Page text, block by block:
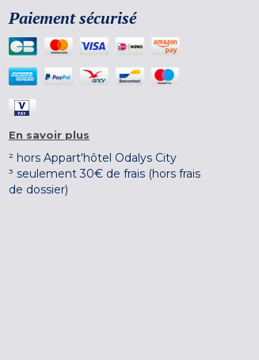
Paiement sécurisé
En savoir plus
² hors Appart'hôtel Odalys City
³ seulement 30€ de frais (hors frais
de dossier)